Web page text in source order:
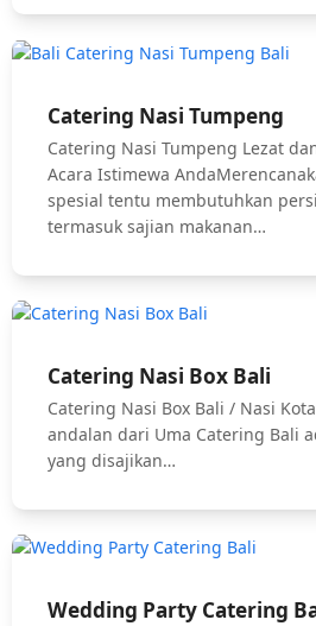
Catering Nasi Tumpeng
Catering Nasi Tumpeng Lezat
Acara Istimewa
spesial tentu membutuhkan
termasuk sajian makanan…
Catering Nasi Box Bali
Catering Nasi Box Bali / Nasi
andalan dari Uma Catering Bali
yang disajikan…
Wedding Party Catering